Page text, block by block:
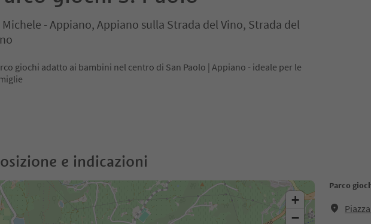
Michele - Appiano, Appiano sulla Strada del Vino, Strada del
giochi adatto ai bambini nel centro di San Paolo | Appiano - ideale per le
e indicazioni
Parco
+
−